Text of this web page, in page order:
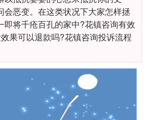
会恶变。在这类状况下大家怎样拯
即将千疮百孔的家中?花镇咨询有效
果可以退款吗?花镇咨询投诉流程